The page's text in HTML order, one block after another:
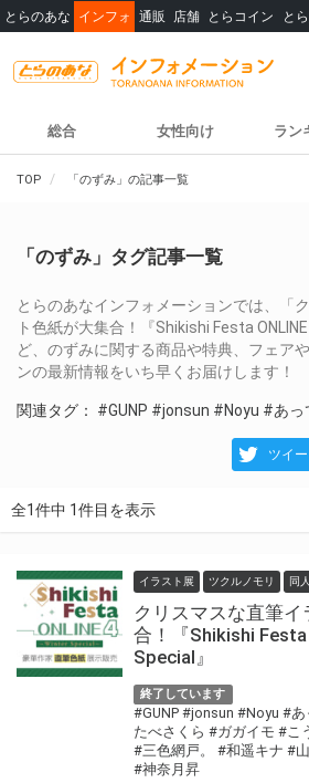
とらのあな インフォ 通販 店舗 とらコイン と
総合 女性向け ラン
TOP 「のずみ」の記事一覧
「のずみ」タグ記事一覧
とらのあなインフォメーションでは、「
ト色紙が大集合！『Shikishi Festa
ど、のずみに関する商品や特典、フェア
ンの最新情報をいち早くお届けします！
関連タグ： #GUNP #jonsun #Noyu #あっ
ツイ
全1件中 1件目を表示
イラスト展 ツクルノモリ 同人
クリスマスな直筆
合！『Shikishi
Special』
終了しています
#GUNP #jonsun #Noyu #あ
たべさくら #ガガイモ #こ
#三色網戸。
#和遥キナ #
#神奈月昇